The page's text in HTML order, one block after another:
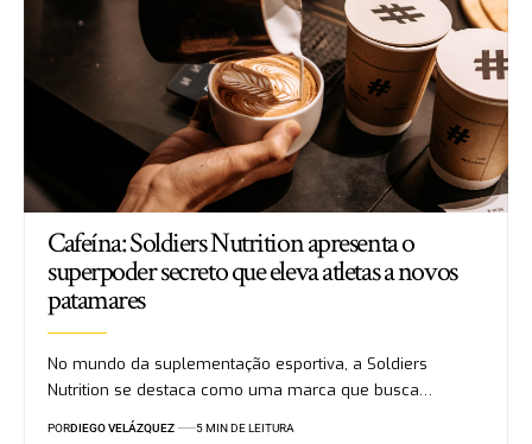
Cafeína: Soldiers Nutrition apresenta o
superpoder secreto que eleva atletas a novos
patamares
No mundo da suplementação esportiva, a Soldiers
Nutrition se destaca como uma marca que busca…
PORDIEGO VELÁZQUEZ 5 MIN DE LEITURA